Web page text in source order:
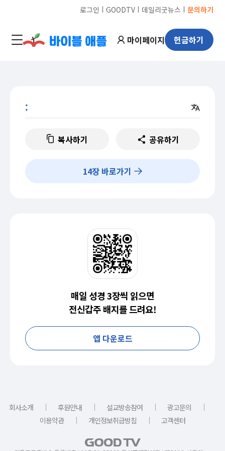
로그인 ㅣ GOODTVㅣ 데일리굿뉴스 ㅣ 문의하기
마이페이지 헌금하기
:
복사하기 공유하기
14장 바로가기
매일 성경 3장씩 읽으면
전신갑주 배지를 드려요!
앱 다운로드
회사소개 ｜ 후원안내 ｜ 설교방송참여 ｜ 광고문의
｜
이용약관
｜ 개인정보취급방침 ｜ 고객센터